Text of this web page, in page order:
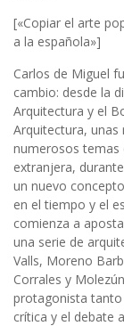
[«Copiar el arte
a la española»]
Carlos de Miguel
cambio: desde la
Arquitectura y el
Arquitectura,
numerosos temas
extranjera,
un nuevo
en el tiempo y el
comienza a
una serie de
Valls, Moreno
Corrales y
protagonista
crítica y el debate